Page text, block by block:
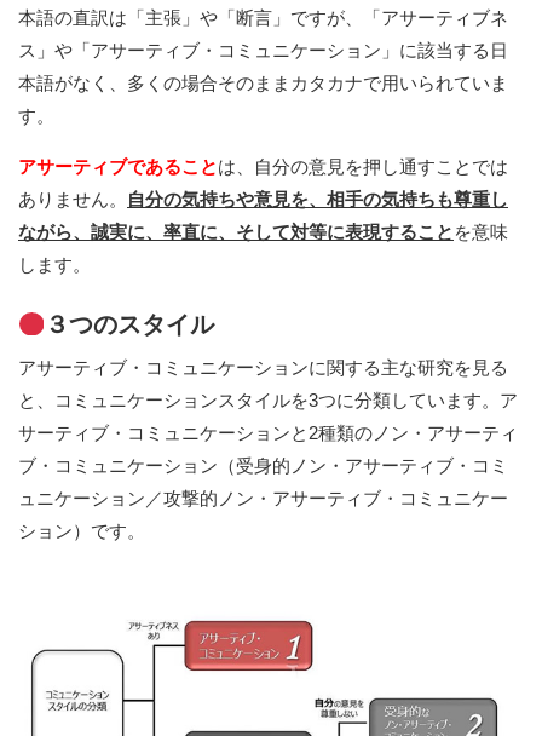
本語の直訳は「主張」や「断言」ですが、「アサーティブネ
ス」や「アサーティブ・コミュニケーション」に該当する日
本語がなく、多くの場合そのままカタカナで用いられていま
す。
アサーティブであることは、自分の意見を押し通すことでは
ありません。
自分の気持ちや意見を、相手の気持ちも尊重し
ながら、誠実に、率直に、そして対等に表現すること を意味
します。
３つのスタイル
アサーティブ・コミュニケーションに関する主な研究を見る
と、コミュニケーションスタイルを3つに分類しています。ア
サーティブ・コミュニケーションと2種類のノン・アサーティ
ブ・コミュニケーション（受身的ノン・アサーティブ・コミ
ュニケーション／攻撃的ノン・アサーティブ・コミュニケー
ション）です。